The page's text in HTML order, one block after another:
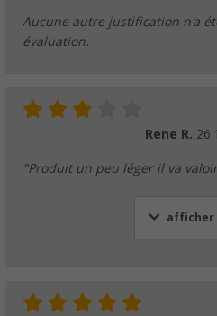
Aucune autre justification n'a
évaluation.
Rene R.
"Produit un peu léger il va
afficher